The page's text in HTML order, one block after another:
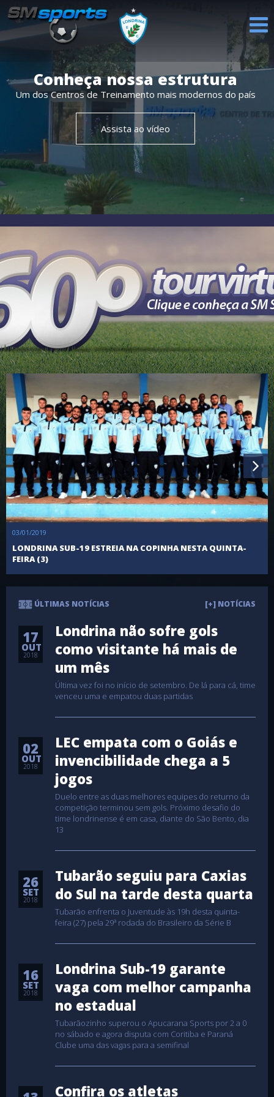
PROFISSIONALCATEGORIAS
DE BASE
REVELAÇÕES AVALIAÇÕESNOTÍCIAS
Conheça nossa estrutura
Um dos Centros de Treinamento mais modernos do país
Assista ao vídeo
03/01/2019
LONDRINA SUB-19 ESTREIA NA COPINHA NESTA QUINTA-
FEIRA (3)
ÚLTIMAS NOTÍCIAS [+] NOTÍCIAS
17
OUT
2018
Londrina não sofre gols
como visitante há mais de
um mês
Última vez foi no início de setembro. De lá para cá, time
venceu uma e empatou duas partidas
02
OUT
2018
LEC empata com o Goiás e
invencibilidade chega a 5
jogos
Duelo entre as duas melhores equipes do returno da
competição terminou sem gols. Próximo desafio do
time londrinense é em casa, diante do São Bento, dia
13
26
SET
2018
Tubarão seguiu para Caxias
do Sul na tarde desta quarta
Tubarão enfrenta o Juventude às 19h desta quinta-
feira (27) pela 29ª rodada do Brasileiro da Série B
16
SET
2018
Londrina Sub-19 garante
vaga com melhor campanha
no estadual
Tubarãozinho superou o Apucarana Sports por 2 a 0
no sábado e agora disputa com Coritiba e Paraná
Clube uma das vagas para a semifinal
Confira os atletas